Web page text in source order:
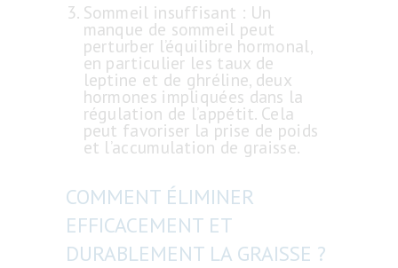
Sommeil insuffisant : Un
manque de sommeil peut
perturber l’équilibre hormonal,
en particulier les taux de
leptine et de ghréline, deux
hormones impliquées dans la
régulation de l’appétit. Cela
peut favoriser la prise de poids
et l’accumulation de graisse.
COMMENT ÉLIMINER
EFFICACEMENT ET
DURABLEMENT LA GRAISSE ?